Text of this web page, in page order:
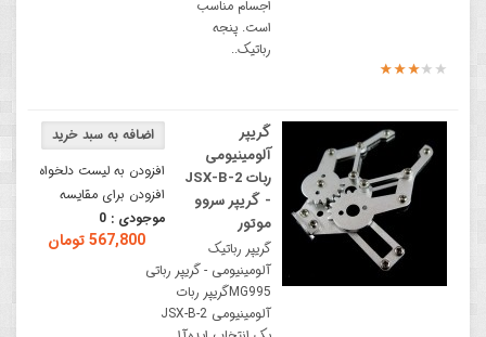
اجسام مناسب
است. پنجه
رباتیک..
افزودن به لیست دلخواه
افزودن برای مقایسه
موجودی : 0
567,800 تومان
گریپر
آلومینیومی
ربات JSX-B-2
- گریپر سروو
موتور
گریپر رباتیک
آلومینیومی - گریپر رباتی
MG995گریپر ربات
آلومینیومی JSX-B-2